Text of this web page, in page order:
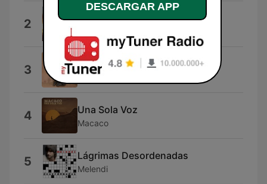
2 Las Palmas
3 Suerte De Gabacho
Los De La Finca
4 Una Sola Voz
Macaco
5 Lágrimas Desordenadas
Melendi
DESCARGAR APP